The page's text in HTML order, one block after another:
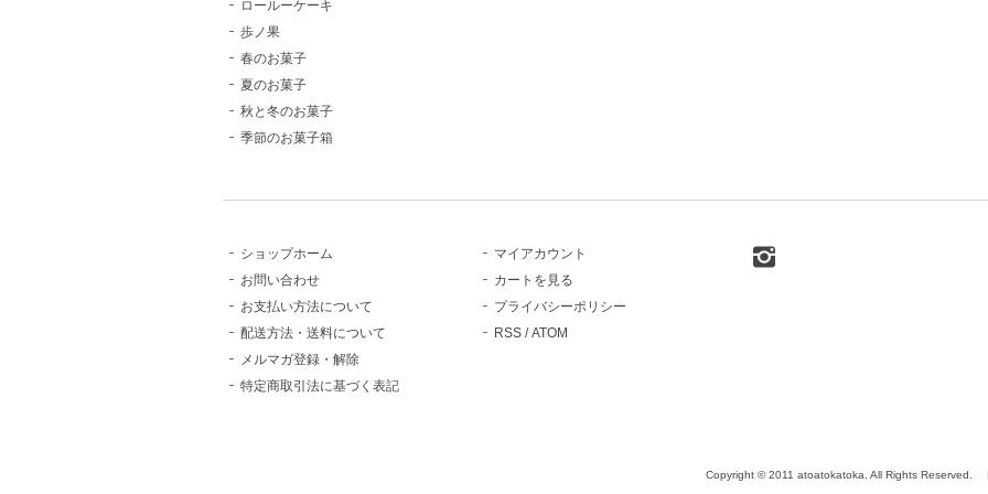
ロールーケーキ
歩ノ果
春のお菓子
夏のお菓子
秋と冬のお菓子
季節のお菓子箱
ショップホーム
お問い合わせ
お支払い方法について
配送方法・送料について
メルマガ登録・解除
特定商取引法に基づく表記
マイアカウント
カートを見る
プライバシーポリシー
RSS /ATOM
Copyright © 2011 atoatokatoka. All Rights Reserved.